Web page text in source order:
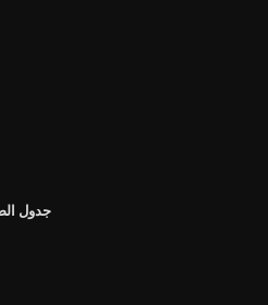
جدول